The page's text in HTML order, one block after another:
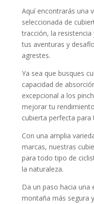
Aquí encontrarás una
seleccionada de
tracción, la resistencia
tus aventuras y
agrestes.
Ya sea que busques
capacidad de
excepcional a los
mejorar tu
cubierta perfecta para
Con una amplia
marcas, nuestras
para todo tipo de
la naturaleza.
Da un paso hacia una
montaña más segura